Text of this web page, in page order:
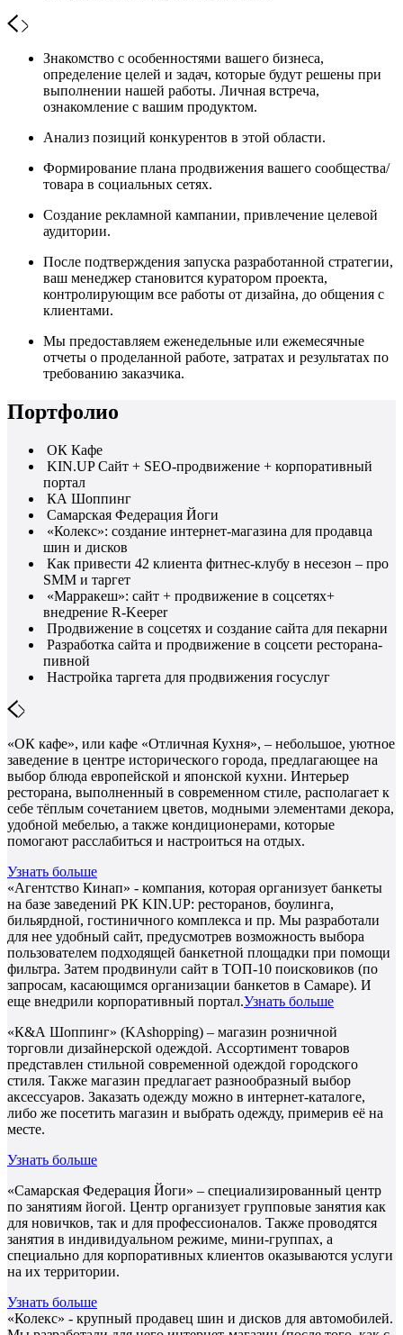
Знакомство с особенностями вашего бизнеса,
определение целей и задач, которые будут решены при
выполнении нашей работы. Личная встреча,
ознакомление с вашим продуктом.
Анализ позиций конкурентов в этой области.
Формирование плана продвижения вашего сообщества/
товара в социальных сетях.
Создание рекламной кампании, привлечение целевой
аудитории.
После подтверждения запуска разработанной стратегии,
ваш менеджер становится куратором проекта,
контролирующим все работы от дизайна, до общения с
клиентами.
Мы предоставляем еженедельные или ежемесячные
отчеты о проделанной работе, затратах и результатах по
требованию заказчика.
Портфолио
ОК Кафе
KIN.UP Сайт + SEO-продвижение + корпоративный
портал
КА Шоппинг
Самарская Федерация Йоги
«Колекс»: создание интернет-магазина для продавца
шин и дисков
Как привести 42 клиента фитнес-клубу в несезон – про
SMM и таргет
«Марракеш»: сайт + продвижение в соцсетях+
внедрение R-Keeper
Продвижение в соцсетях и создание сайта для пекарни
Разработка сайта и продвижение в соцсети ресторана-
пивной
Настройка таргета для продвижения госуслуг
«ОК кафе», или кафе «Отличная Кухня», – небольшое, уютное
заведение в центре исторического города, предлагающее на
выбор блюда европейской и японской кухни. Интерьер
ресторана, выполненный в современном стиле, располагает к
себе тёплым сочетанием цветов, модными элементами декора,
удобной мебелью, а также кондиционерами, которые
помогают расслабиться и настроиться на отдых.
Узнать больше
«Агентство Кинап» - компания, которая организует банкеты
на базе заведений РК KIN.UP: ресторанов, боулинга,
бильярдной, гостиничного комплекса и пр. Мы разработали
для нее удобный сайт, предусмотрев возможность выбора
пользователем подходящей банкетной площадки при помощи
фильтра. Затем продвинули сайт в ТОП-10 поисковиков (по
запросам, касающимся организации банкетов в Самаре). И
еще внедрили корпоративный портал.Узнать больше
«К&А Шоппинг» (KAshopping) – магазин розничной
торговли дизайнерской одеждой. Ассортимент товаров
представлен стильной современной одеждой городского
стиля. Также магазин предлагает разнообразный выбор
аксессуаров. Заказать одежду можно в интернет-каталоге,
либо же посетить магазин и выбрать одежду, примерив её на
месте.
Узнать больше
«Самарская Федерация Йоги» – специализированный центр
по занятиям йогой. Центр организует групповые занятия как
для новичков, так и для профессионалов. Также проводятся
занятия в индивидуальном режиме, мини-группах, а
специально для корпоративных клиентов оказываются услуги
на их территории.
Узнать больше
«Колекс» - крупный продавец шин и дисков для автомобилей.